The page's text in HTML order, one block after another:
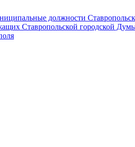
должности
Ставропольской городской